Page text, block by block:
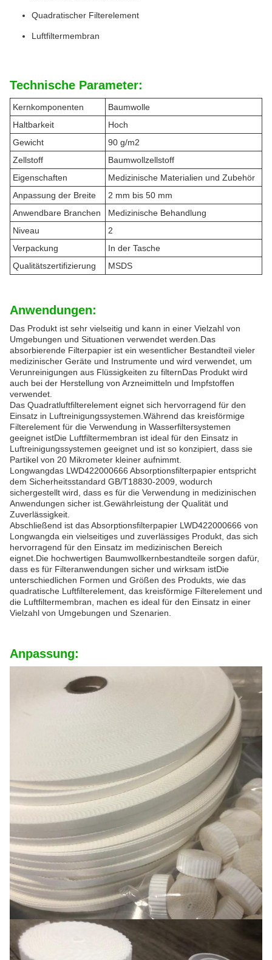
Quadratischer Filterelement
Luftfiltermembran
Technische Parameter:
Kernkomponenten
Baumwolle
Haltbarkeit
Hoch
Gewicht
90 g/m2
Zellstoff
Baumwollzellstoff
Eigenschaften
Medizinische Materialien und Zubehör
Anpassung der Breite
2 mm bis 50 mm
Anwendbare Branchen
Medizinische Behandlung
Niveau
2
Verpackung
In der Tasche
Qualitätszertifizierung
MSDS
Anwendungen:
Das Produkt ist sehr vielseitig und kann in einer Vielzahl von
Umgebungen und Situationen verwendet werden.Das
absorbierende Filterpapier ist ein wesentlicher Bestandteil vieler
medizinischer Geräte und Instrumente und wird verwendet, um
Verunreinigungen aus Flüssigkeiten zu filternDas Produkt wird
auch bei der Herstellung von Arzneimitteln und Impfstoffen
verwendet.
Das Quadratluftfilterelement eignet sich hervorragend für den
Einsatz in Luftreinigungssystemen.Während das kreisförmige
Filterelement für die Verwendung in Wasserfiltersystemen
geeignet istDie Luftfiltermembran ist ideal für den Einsatz in
Luftreinigungssystemen geeignet und ist so konzipiert, dass sie
Partikel von 20 Mikrometer kleiner aufnimmt.
Longwangdas LWD422000666 Absorptionsfilterpapier entspricht
dem Sicherheitsstandard GB/T18830-2009, wodurch
sichergestellt wird, dass es für die Verwendung in medizinischen
Anwendungen sicher ist.Gewährleistung der Qualität und
Zuverlässigkeit.
Abschließend ist das Absorptionsfilterpapier LWD422000666 von
Longwangda ein vielseitiges und zuverlässiges Produkt, das sich
hervorragend für den Einsatz im medizinischen Bereich
eignet.Die hochwertigen Baumwollkernbestandteile sorgen dafür,
dass es für Filteranwendungen sicher und wirksam istDie
unterschiedlichen Formen und Größen des Produkts, wie das
quadratische Luftfilterelement, das kreisförmige Filterelement und
die Luftfiltermembran, machen es ideal für den Einsatz in einer
Vielzahl von Umgebungen und Szenarien.
Anpassung: